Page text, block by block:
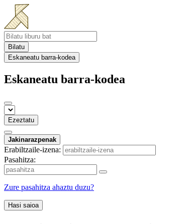
Bilatu
Eskaneatu barra-kodea
Eskaneatu barra-kodea
Ezeztatu
Jakinarazpenak
Erabiltzaile-izena:
Pasahitza:
Zure pasahitza ahaztu duzu?
Hasi saioa